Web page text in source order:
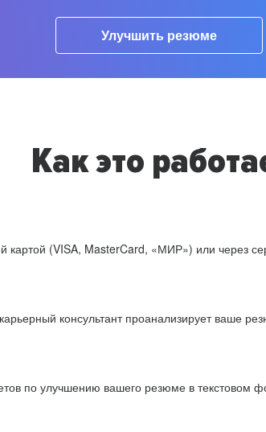
Улучшить резюме
Как это
картой (VISA, MasterCard, «МИР») или через
консультант проанализирует ваше
по улучшению вашего резюме в текстовом